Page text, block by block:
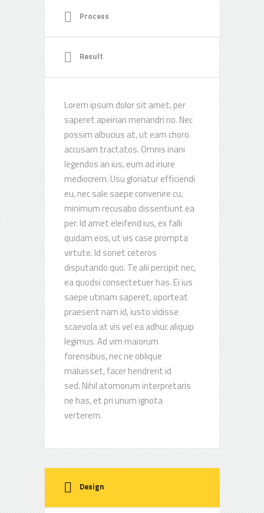
Process
Result
Lorem ipsum dolor sit amet, per
saperet apeirian menandri no. Nec
possim albucius at, ut eam choro
accusam tractatos. Omnis inani
legendos an ius, eum ad iriure
mediocrem. Usu gloriatur efficiendi
eu, nec sale saepe convenire cu,
minimum recusabo dissentiunt ea
per. Id amet eleifend ius, ex falli
quidam eos, ut vis case prompta
virtute. Id sonet ceteros
disputando quo. Te alii percipit nec,
ea quodsi consectetuer has. Ei ius
saepe utinam saperet, oporteat
praesent nam id, iusto vidisse
scaevola at vis vel ea adhuc aliquip
legimus. Ad vim maiorum
forensibus, nec ne oblique
maluisset, facer hendrerit id
sed. Nihil atomorum interpretaris
ne has, et pri unum ignota
verterem.
Design